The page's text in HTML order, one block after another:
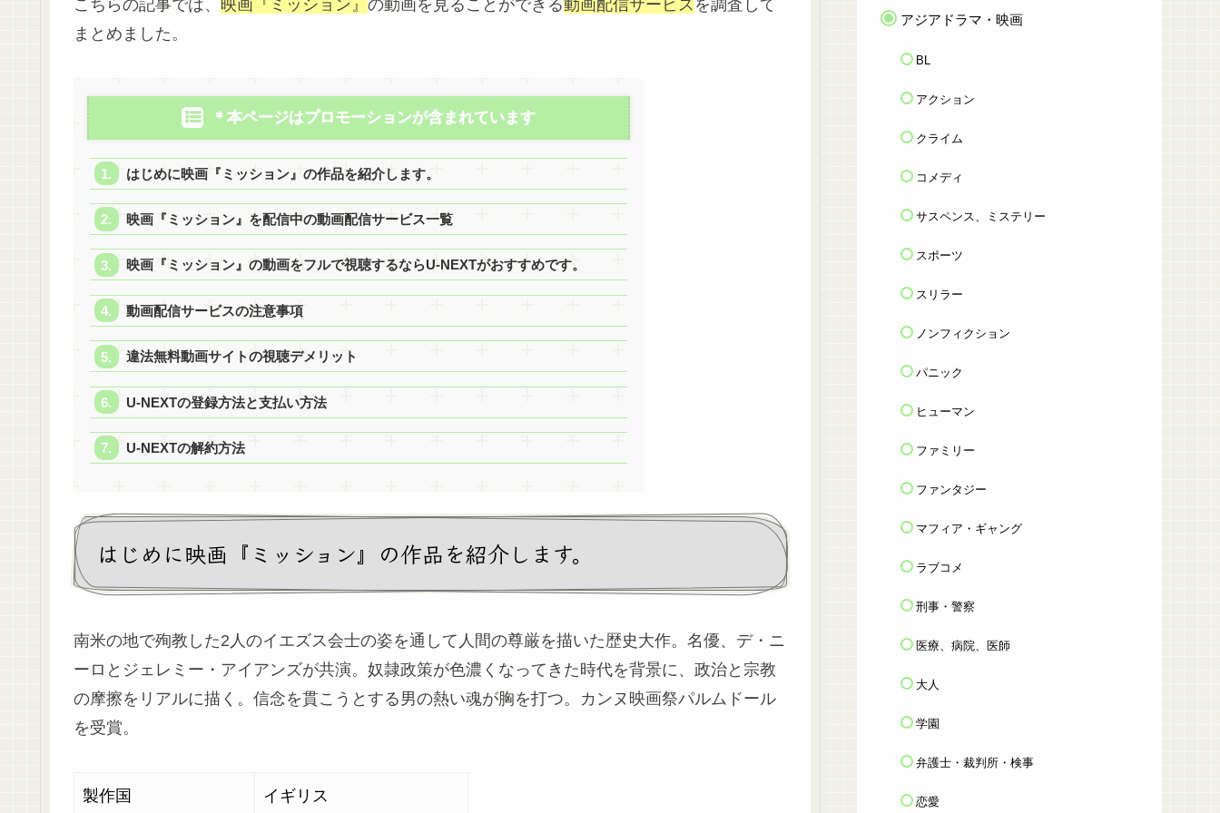
こちらの記事では、 映画『ミッション』 の動画を見ることができる動画配信サービス を調査して
まとめました。
＊本ページはプロモーションが含まれています
はじめに映画『ミッション』の作品を紹介します。
映画『ミッション』を配信中の動画配信サービス一覧
映画『ミッション』の動画をフルで視聴するならU-NEXTがおすすめです。
動画配信サービスの注意事項
違法無料動画サイトの視聴デメリット
U-NEXTの登録方法と支払い方法
U-NEXTの解約方法
はじめに映画『ミッション』の作品を紹介します。
南米の地で殉教した2人のイエズス会士の姿を通して人間の尊厳を描いた歴史大作。名優、デ・ニ
ーロとジェレミー・アイアンズが共演。奴隷政策が色濃くなってきた時代を背景に、政治と宗教
の摩擦をリアルに描く。信念を貫こうとする男の熱い魂が胸を打つ。カンヌ映画祭パルムドール
を受賞。
製作国 イギリス
アジアドラマ・映画
BL
アクション
クライム
コメディ
サスペンス、ミステリー
スポーツ
スリラー
ノンフィクション
パニック
ヒューマン
ファミリー
ファンタジー
マフィア・ギャング
ラブコメ
刑事・警察
医療、病院、医師
大人
学園
弁護士・裁判所・検事
恋愛